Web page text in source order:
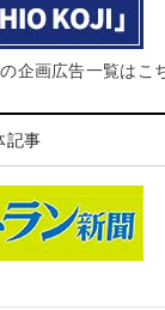
企画広告一覧はこ
記事